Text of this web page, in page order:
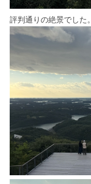
評判通りの絶景でした。